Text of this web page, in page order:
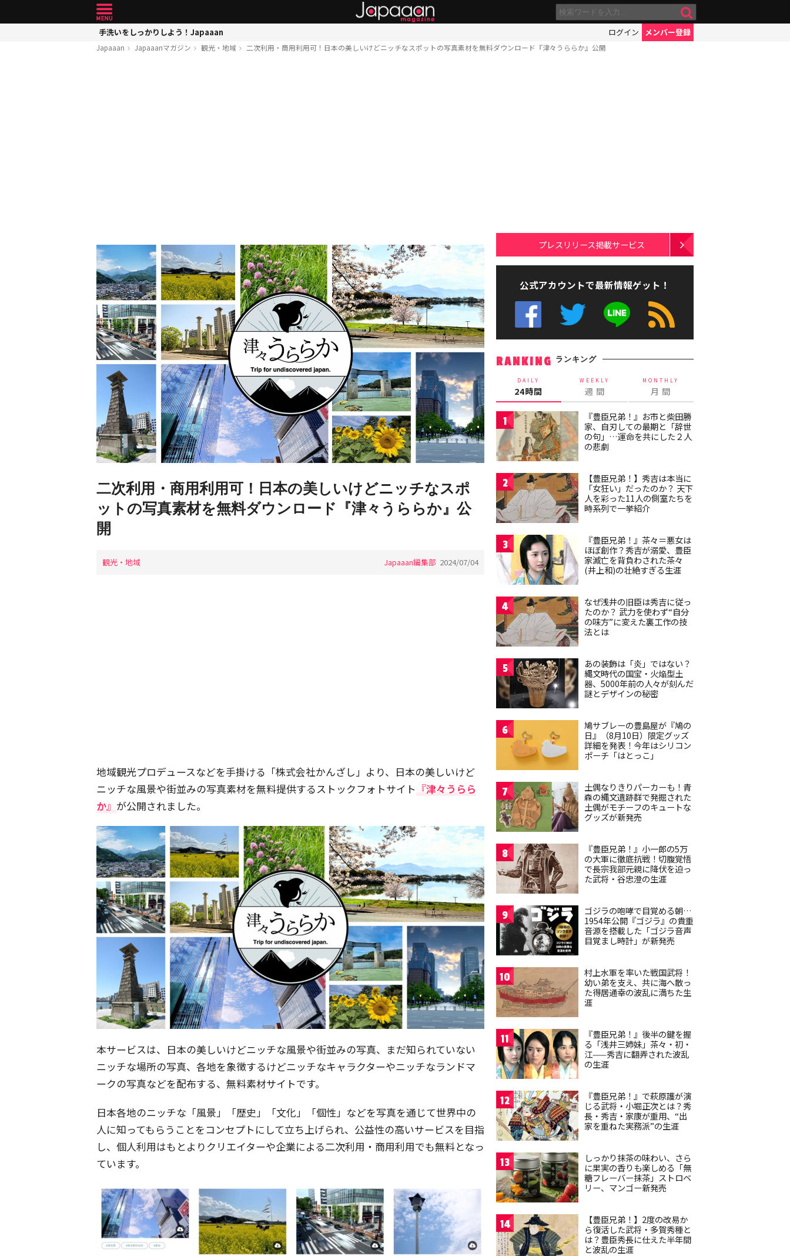
手洗いをしっかりしよう！Japaaan ログイン メンバー登録
Japaaan Japaaanマガジン 観光・地域 二次利用・商用利用可！日本の美しいけどニッチなスポットの写真素材を無料ダウンロード『津々うららか』公開
二次利用・商用利用可！日本の美しいけどニッチなスポ
ットの写真素材を無料ダウンロード『津々うららか』公
開
観光・地域 Japaaan編集部 2024/07/04
地域観光プロデュースなどを手掛ける「株式会社かんざし」より、日本の美しいけど
ニッチな風景や街並みの写真素材を無料提供するストックフォトサイト 『津々うらら
か』 が公開されました。
本サービスは、日本の美しいけどニッチな風景や街並みの写真、まだ知られていない
ニッチな場所の写真、各地を象徴するけどニッチなキャラクターやニッチなランドマ
ークの写真などを配布する、無料素材サイトです。
日本各地のニッチな「風景」「歴史」「文化」「個性」などを写真を通じて世界中の
人に知ってもらうことをコンセプトにして立ち上げられ、公益性の高いサービスを目指
し、個人利用はもとよりクリエイターや企業による二次利用・商用利用でも無料となっ
ています。
プレスリリース掲載サービス
公式アカウントで最新情報ゲット！
RANKING ランキング
DAILY
24時間
WEEKLY
週 間
MONTHLY
月 間
1
『豊臣兄弟！』お市と柴田勝
家、自刃しての最期と「辞世
の句」…運命を共にした２人
の悲劇
2
【豊臣兄弟！】秀吉は本当に
「女狂い」だったのか？ 天下
人を彩った11人の側室たちを
時系列で一挙紹介
3
『豊臣兄弟！』茶々＝悪女は
ほぼ創作？秀吉が溺愛、豊臣
家滅亡を背負わされた茶々
(井上和)の壮絶すぎる生涯
4
なぜ浅井の旧臣は秀吉に従っ
たのか？ 武力を使わず“自分
の味方”に変えた裏工作の技
法とは
5
あの装飾は「炎」ではない？
縄文時代の国宝・火焔型土
器、5000年前の人々が刻んだ
謎とデザインの秘密
6
鳩サブレーの豊島屋が『鳩の
日』（8月10日）限定グッズ
詳細を発表！今年はシリコン
ポーチ「はとっこ」
7
土偶なりきりパーカーも！青
森の縄文遺跡群で発掘された
土偶がモチーフのキュートな
グッズが新発売
8
『豊臣兄弟！』小一郎の5万
の大軍に徹底抗戦！切腹覚悟
で長宗我部元親に降伏を迫っ
た武将・谷忠澄の生涯
9
ゴジラの咆哮で目覚める朝…
1954年公開『ゴジラ』の貴重
音源を搭載した「ゴジラ音声
目覚まし時計」が新発売
10
村上水軍を率いた戦国武将！
幼い弟を支え、共に海へ散っ
た得居通幸の波乱に満ちた生
涯
11
『豊臣兄弟！』後半の鍵を握
る「浅井三姉妹」茶々・初・
江——秀吉に翻弄された波乱
の生涯
12
『豊臣兄弟！』で萩原護が演
じる武将・小堀正次とは？秀
長・秀吉・家康が重用、“出
家を重ねた実務派”の生涯
13
しっかり抹茶の味わい、さら
に果実の香りも楽しめる「無
糖フレーバー抹茶」ストロベ
リー、マンゴー新発売
14
【豊臣兄弟！】2度の改易か
ら復活した武将・多賀秀種と
は？豊臣秀長に仕えた半年間
と波乱の生涯